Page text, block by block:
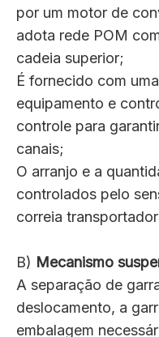
por um motor de
adota rede POM
cadeia superior;
É fornecido com
equipamento e
controle para
canais;
O arranjo e a
controlados pelo
correia
B) Mecanismo
A separação de
deslocamento, a
embalagem